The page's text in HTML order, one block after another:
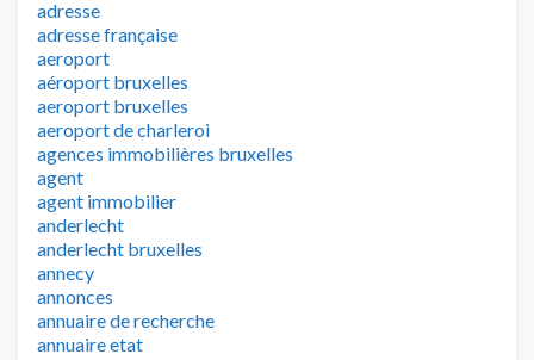
adresse
adresse française
aeroport
aéroport bruxelles
aeroport bruxelles
aeroport de charleroi
agences immobilières bruxelles
agent
agent immobilier
anderlecht
anderlecht bruxelles
annecy
annonces
annuaire de recherche
annuaire etat